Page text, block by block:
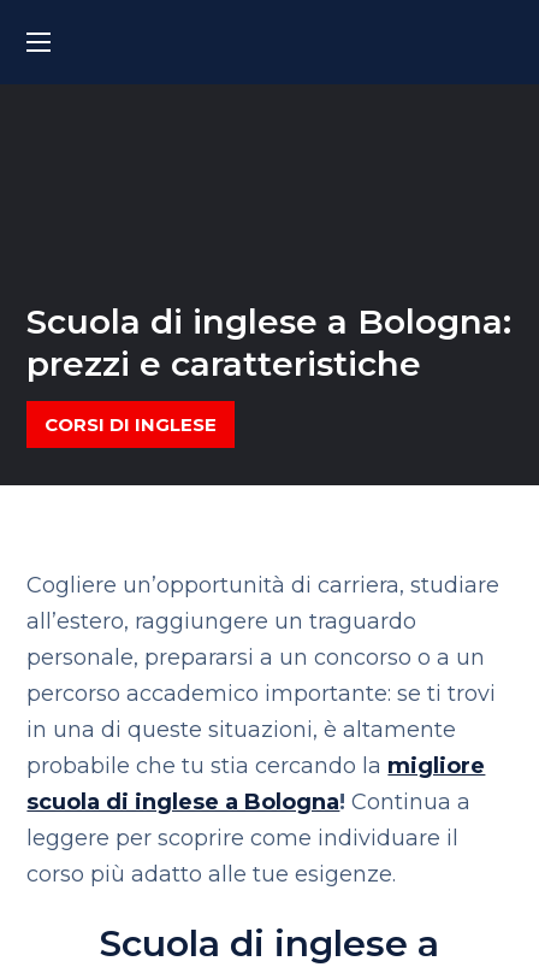
Scuola di inglese a Bologna:
prezzi e caratteristiche
CORSI DI INGLESE
Cogliere un’opportunità di carriera, studiare
all’estero, raggiungere un traguardo
personale, prepararsi a un concorso o a un
percorso accademico importante: se ti trovi
in una di queste situazioni, è altamente
probabile che tu stia cercando la migliore
scuola di inglese a Bologna! Continua a
leggere per scoprire come individuare il
corso più adatto alle tue esigenze.
Scuola di inglese a